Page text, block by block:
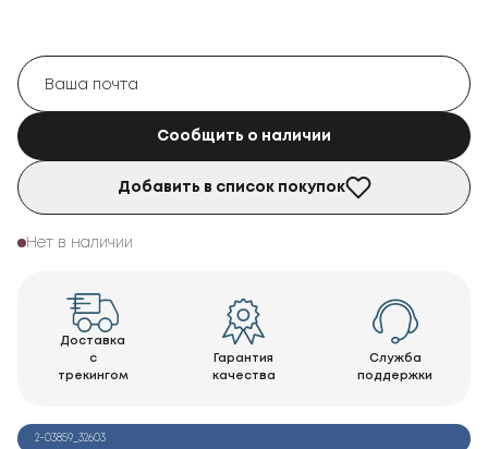
Сообщить о наличии
Добавить в список покупок
Нет в наличии
Доставка
с
трекингом
Гарантия
качества
Служба
поддержки
2-03859_32603